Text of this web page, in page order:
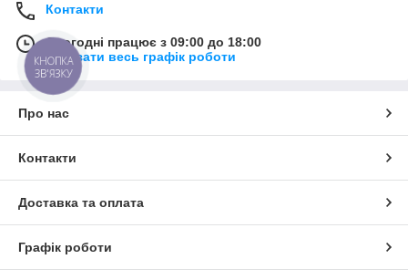
Контакти
Сьогодні працює з 09:00 до 18:00
Показати весь графік роботи
Про нас
Контакти
Доставка та оплата
Графік роботи
КНОПКА
ЗВ'ЯЗКУ